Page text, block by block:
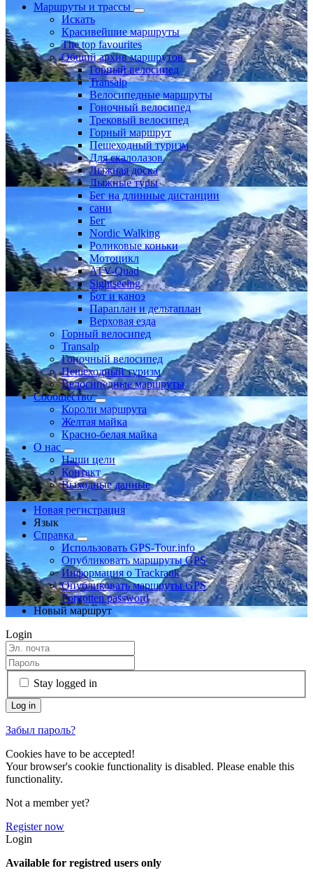
Маршруты и трассы
Искать
Красивейшие маршруты
The top favourites
Общий архив маршрутов
Горный велосипед
Transalp
Велосипедные маршруты
Гоночный велосипед
Трековый велосипед
Горный маршрут
Пешеходный туризм
Для скалолазов
Лыжная доска
Лыжные туры
Бег на длинные дистанции
сани
Бег
Nordic Walking
Роликовые коньки
Мотоцикл
ATV-Quad
Sightseeing
Бот и каноэ
Параплан и дельтаплан
Верховая езда
Горный велосипед
Transalp
Гоночный велосипед
Пешеходный туризм
Велосипедные маршруты
Сообщество
Короли маршрута
Желтая майка
Красно-белая майка
О нас
Наши цели
Контакт
Выходные данные
Новая регистрация
Язык
Справка
Использовать GPS-Tour.info
Опубликовать маршруты GPS
Информация о Trackrank
Опубликовать маршруты GPS
Forgotten password
Новый маршрут
Login
Stay logged in
Забыл пароль?
Cookies have to be accepted!
Your browser's cookie functionality is disabled. Please enable this
functionality.
Not a member yet?
Register now
Login
Available for registred users only